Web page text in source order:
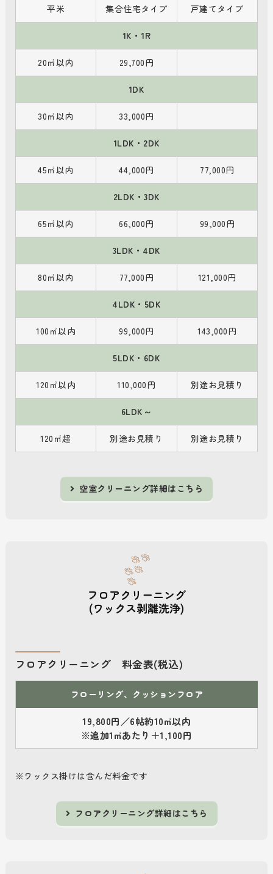
平米 集合住宅タイプ 戸建てタイプ
1K・1R
20㎡以内 29,700円
1DK
30㎡以内 33,000円
1LDK・2DK
45㎡以内 44,000円 77,000円
2LDK・3DK
65㎡以内 66,000円 99,000円
3LDK・4DK
80㎡以内 77,000円 121,000円
4LDK・5DK
100㎡以内 99,000円 143,000円
5LDK・6DK
120㎡以内 110,000円 別途お見積り
6LDK～
120㎡超 別途お見積り 別途お見積り
空室クリーニング詳細はこちら
フロアクリーニング
(ワックス剥離洗浄)
フロアクリーニング 料金表(税込)
フローリング、クッションフロア
19,800円／6帖約10㎡以内
※追加1㎡あたり＋1,100円
※ワックス掛けは含んだ料金です
フロアクリーニング詳細はこちら